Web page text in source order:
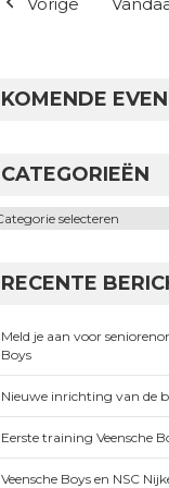
KOMENDE
CATEGORIEËN
RECENTE
Meld je aan voor
Boys
Nieuwe inrichting van de
Eerste training Veensche
Veensche Boys en NSC